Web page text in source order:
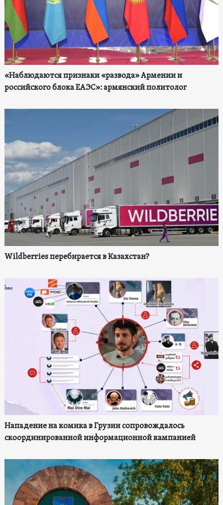
«Наблюдаются признаки «развода» Армении и
российского блока ЕАЭС»: армянский политолог
Wildberries перебирается в Казахстан?
Нападение на комика в Грузии сопровождалось
скоординированной информационной кампанией